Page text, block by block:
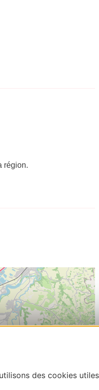
des cookies
région.